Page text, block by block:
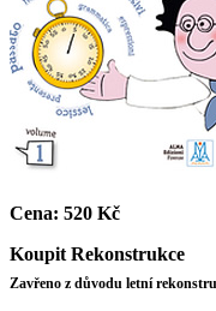
Cena: 520 Kč
Koupit Rekonstrukce
Zavřeno z důvodu letní